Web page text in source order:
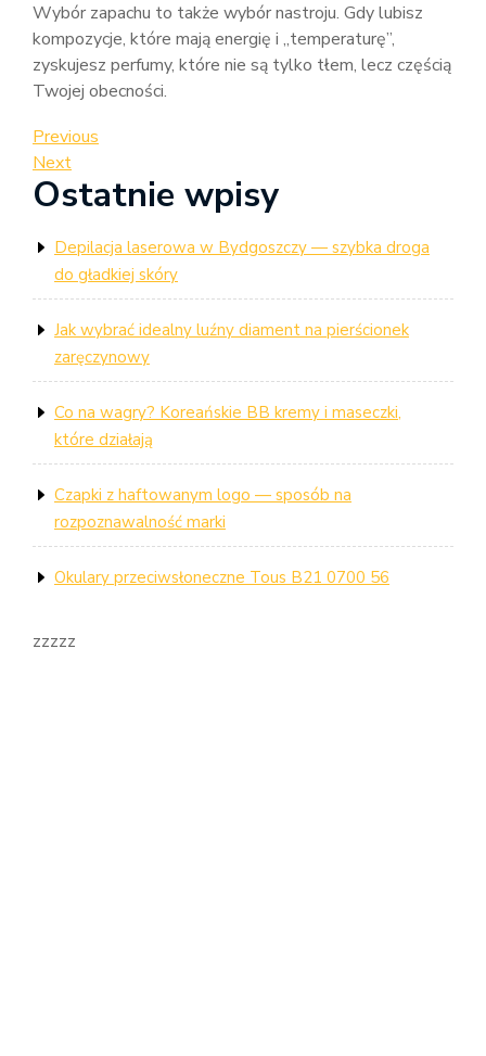
Wybór zapachu to także wybór nastroju. Gdy lubisz
kompozycje, które mają energię i „temperaturę”,
zyskujesz perfumy, które nie są tylko tłem, lecz częścią
Twojej obecności.
Nawigacja
wpisu
Previous
Post
Previous
Next
Post
Next
Ostatnie wpisy
Depilacja laserowa w Bydgoszczy — szybka droga
do gładkiej skóry
Jak wybrać idealny luźny diament na pierścionek
zaręczynowy
Co na wagry? Koreańskie BB kremy i maseczki,
które działają
Czapki z haftowanym logo — sposób na
rozpoznawalność marki
Okulary przeciwsłoneczne Tous B21 0700 56
zzzzz